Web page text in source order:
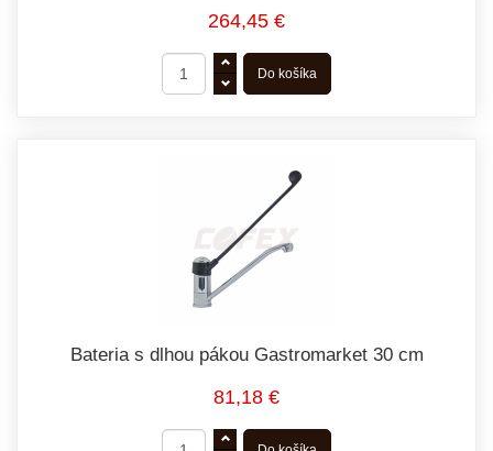
264,45 €
Bateria s dlhou pákou Gastromarket 30 cm
81,18 €